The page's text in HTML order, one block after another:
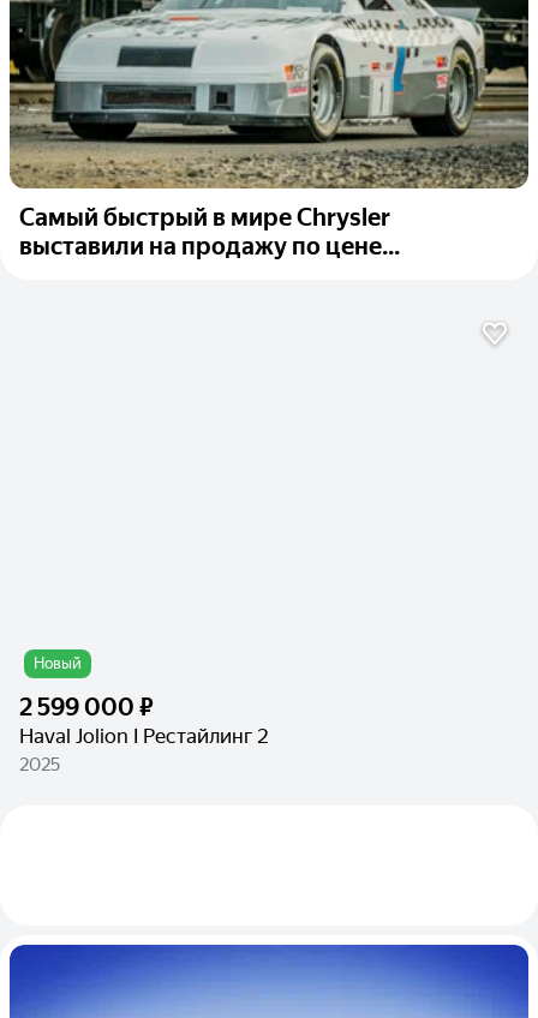
Самый быстрый в мире Chrysler
выставили на продажу по цене...
Новый
2 599 000 ₽
Haval Jolion I Рестайлинг 2
2025